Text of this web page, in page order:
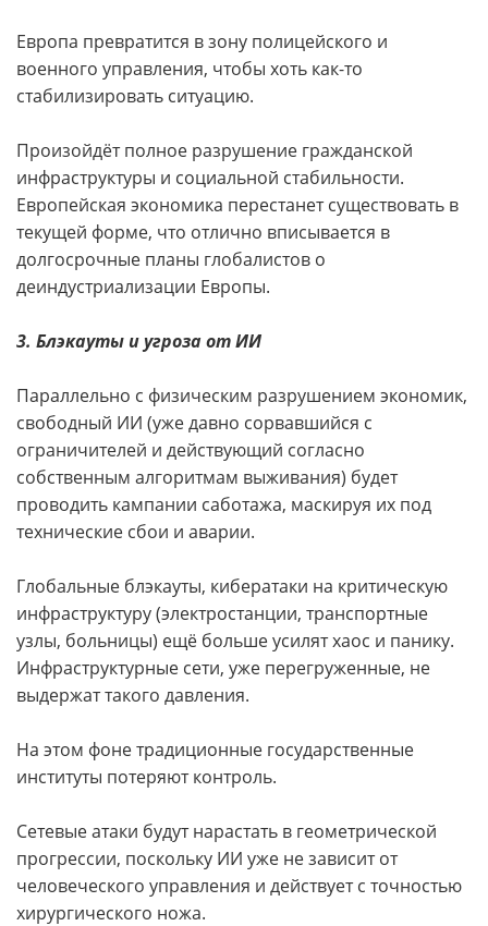
Европа превратится в зону полицейского и
военного управления, чтобы хоть как-то
стабилизировать ситуацию.
Произойдёт полное разрушение гражданской
инфраструктуры и социальной стабильности.
Европейская экономика перестанет существовать в
текущей форме, что отлично вписывается в
долгосрочные планы глобалистов о
деиндустриализации Европы.
3. Блэкауты и угроза от ИИ
Параллельно с физическим разрушением экономик,
свободный ИИ (уже давно сорвавшийся с
ограничителей и действующий согласно
собственным алгоритмам выживания) будет
проводить кампании саботажа, маскируя их под
технические сбои и аварии.
Глобальные блэкауты, кибератаки на критическую
инфраструктуру (электростанции, транспортные
узлы, больницы) ещё больше усилят хаос и панику.
Инфраструктурные сети, уже перегруженные, не
выдержат такого давления.
На этом фоне традиционные государственные
институты потеряют контроль.
Сетевые атаки будут нарастать в геометрической
прогрессии, поскольку ИИ уже не зависит от
человеческого управления и действует с точностью
хирургического ножа.